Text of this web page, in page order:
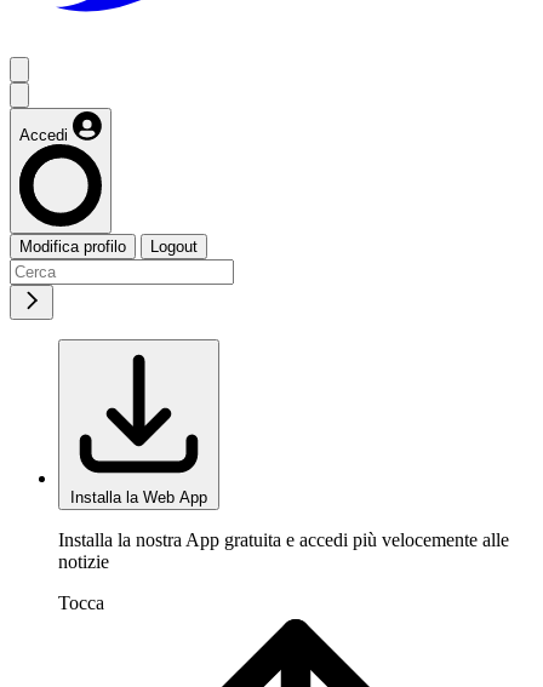
Accedi
Modifica profilo Logout
Installa la Web App
Installa la nostra App gratuita e accedi più velocemente alle
notizie
Tocca